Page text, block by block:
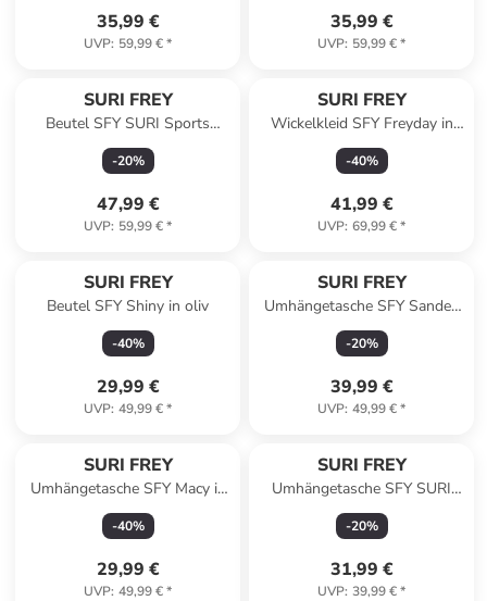
35,99 €
UVP: 59,99 €*
35,99 €
UVP: 59,99 €*
SURI FREY
Beutel SFY SURI Sports
Marry in lightgrey
-20%
47,99 €
UVP: 59,99 €*
SURI FREY
Wickelkleid SFY Freyday in
rose 650
-40%
41,99 €
UVP: 69,99 €*
SURI FREY
Beutel SFY Shiny in oliv
-40%
29,99 €
UVP: 49,99 €*
SURI FREY
Umhängetasche SFY Sandey
in wine
-20%
39,99 €
UVP: 49,99 €*
SURI FREY
Umhängetasche SFY Macy in
brown
-40%
29,99 €
UVP: 49,99 €*
SURI FREY
Umhängetasche SFY SURI
Sports Marry in blue
-20%
31,99 €
UVP: 39,99 €*